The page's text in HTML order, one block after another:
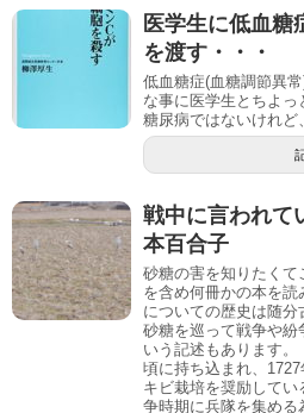
医学生に低血糖
を渡す・・・
低血糖症(血糖調節異
な事に医学生とちよっ
糖尿病ではないけれど
戦中に言われて
本百合子
砂糖の害を知りたく
を含め何冊かの本を
についての歴史は随分
砂糖を巡って戦争や紛
いう記述もあります
頃に持ち込まれ、
キビ栽培を奨励して
争時期に兵隊を集める